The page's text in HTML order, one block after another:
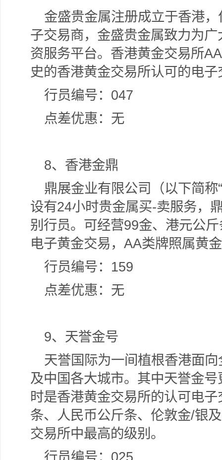
金盛贵金属注册成立于香港
子交易商，金盛贵金属致力为
资服务平台。香港黄金交易所
史的香港黄金交易所认可的电子
行员编号：047
点差优惠：无
8、香港金鼎
鼎展金业有限公司（以下简
设有24小时贵金属买-卖服务，
别行员。可经营99金、港元公
电子黄金交易，AA类牌照属黄
行员编号：159
点差优惠：无
9、天誉金号
天誉国际为一间植根香港面
及中国各大城市。其中天誉金
时是香港黄金交易所的认可电
条、人民币公斤条、伦敦金/银
交易所中最高的级别。
行员编号：025